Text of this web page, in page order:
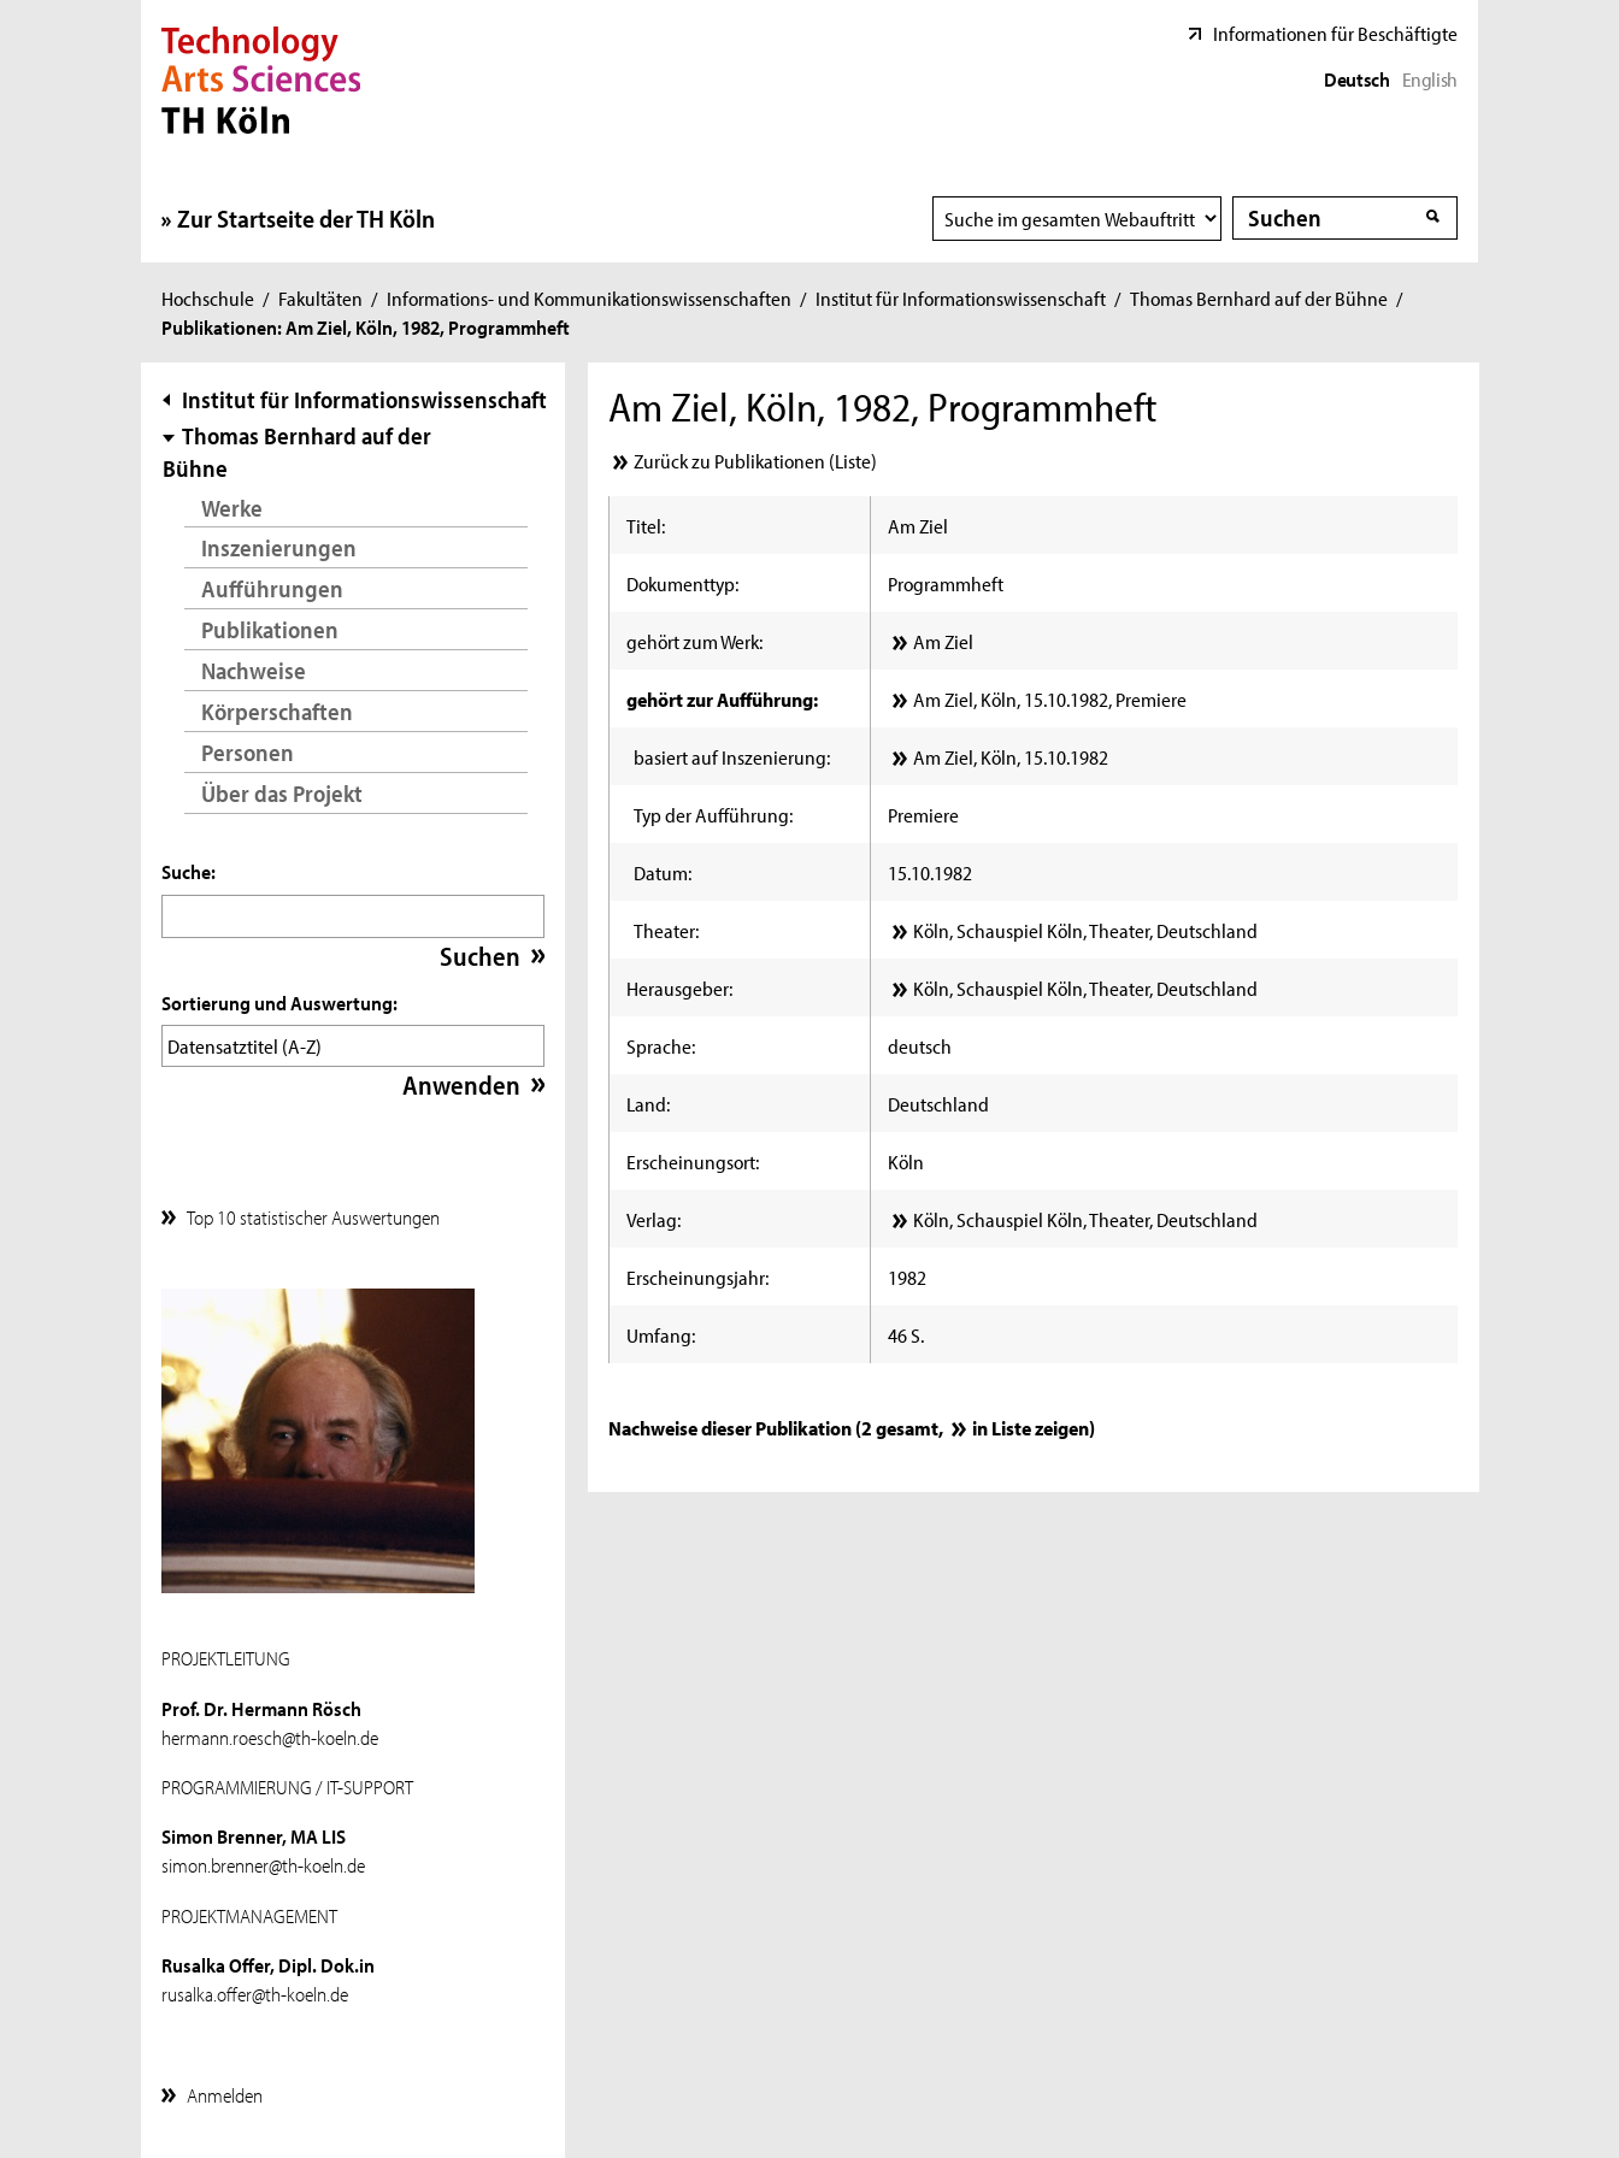
Direkt zur Hauptnavigation
Direkt zur Subnavigation
Direkt zum Inhalt
Direkt zum Fußbereich
Informationen für Beschäftigte
Deutsch English
Zur Startseite der TH Köln
Suchbereich
wählen
Suche
Suche
Sie
sind
Hochschule / Fakultäten / Informations- und Kommunikationswissenschaften / Institut für Informationswissenschaft / Thomas Bernhard auf der Bühne /
Publikationen: Am Ziel, Köln, 1982, Programmheft
Subnavigation
Institut für Informationswissenschaft
Thomas Bernhard auf der
Bühne
Werke
Inszenierungen
Aufführungen
Publikationen
Nachweise
Körperschaften
Personen
Über das Projekt
Suche:
Sortierung und Auswertung:
Top 10 statistischer Auswertungen
PROJEKTLEITUNG
Prof. Dr. Hermann Rösch
hermann.roesch@th-koeln.de
PROGRAMMIERUNG / IT-SUPPORT
Simon Brenner, MA LIS
simon.brenner@th-koeln.de
PROJEKTMANAGEMENT
Rusalka Offer, Dipl. Dok.in
rusalka.offer@th-koeln.de
Anmelden
Am Ziel, Köln, 1982, Programmheft
Zurück zu Publikationen (Liste)
Titel: Am Ziel
Dokumenttyp: Programmheft
gehört zum Werk: Am Ziel
gehört zur Aufführung: Am Ziel, Köln, 15.10.1982, Premiere
basiert auf Inszenierung: Am Ziel, Köln, 15.10.1982
Typ der Aufführung: Premiere
Datum: 15.10.1982
Theater: Köln, Schauspiel Köln, Theater, Deutschland
Herausgeber: Köln, Schauspiel Köln, Theater, Deutschland
Sprache: deutsch
Land: Deutschland
Erscheinungsort: Köln
Verlag: Köln, Schauspiel Köln, Theater, Deutschland
Erscheinungsjahr: 1982
Umfang: 46 S.
Nachweise dieser Publikation (2 gesamt, in Liste zeigen)